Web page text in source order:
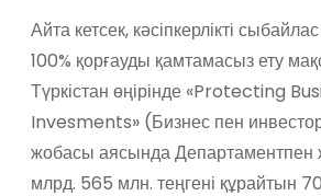
Айта кетсек, кәсіпкерлікті
100% қорғауды қамтамасыз ету
Түркістан өңірінде «Protecting
Invesments» (Бизнес пен
жобасы аясында
млрд. 565 млн. теңгені құрайтын